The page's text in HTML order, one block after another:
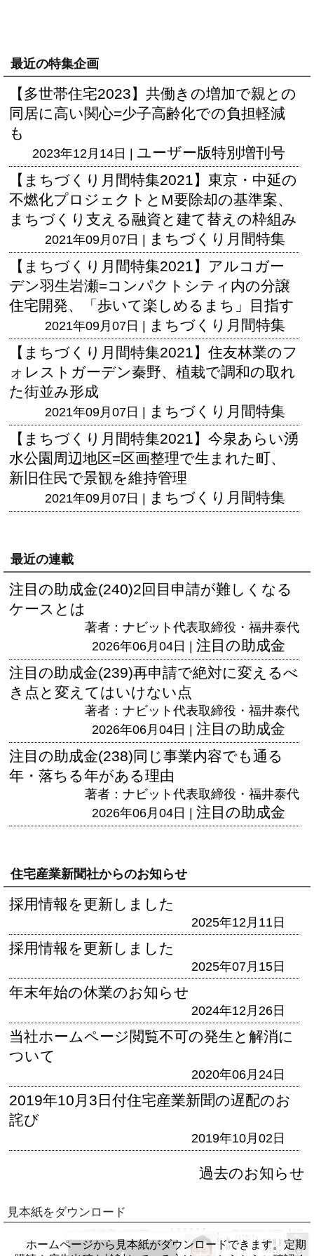
最近の特集企画
【多世帯住宅2023】共働きの増加で親との
同居に高い関心=少子高齢化での負担軽減
も
2023年12月14日 | ユーザー版特別増刊号
【まちづくり月間特集2021】東京・中延の
不燃化プロジェクトとM要除却の基準案、
まちづくり支える融資と建て替えの枠組み
2021年09月07日 | まちづくり月間特集
【まちづくり月間特集2021】アルコガー
デン羽生岩瀬=コンパクトシティ内の分譲
住宅開発、「歩いて楽しめるまち」目指す
2021年09月07日 | まちづくり月間特集
【まちづくり月間特集2021】住友林業のフ
ォレストガーデン秦野、植栽で調和の取れ
た街並み形成
2021年09月07日 | まちづくり月間特集
【まちづくり月間特集2021】今泉あらい湧
水公園周辺地区=区画整理で生まれた町、
新旧住民で景観を維持管理
2021年09月07日 | まちづくり月間特集
最近の連載
注目の助成金(240)2回目申請が難しくなる
ケースとは
著者：ナビット代表取締役・福井泰代
2026年06月04日 | 注目の助成金
注目の助成金(239)再申請で絶対に変えるべ
き点と変えてはいけない点
著者：ナビット代表取締役・福井泰代
2026年06月04日 | 注目の助成金
注目の助成金(238)同じ事業内容でも通る
年・落ちる年がある理由
著者：ナビット代表取締役・福井泰代
2026年06月04日 | 注目の助成金
住宅産業新聞社からのお知らせ
採用情報を更新しました
2025年12月11日
採用情報を更新しました
2025年07月15日
年末年始の休業のお知らせ
2024年12月26日
当社ホームページ閲覧不可の発生と解消に
ついて
2020年06月24日
2019年10月3日付住宅産業新聞の遅配のお
詫び
2019年10月02日
過去のお知らせ
見本紙をダウンロード
ホームページから見本紙がダウンロードできます。定期